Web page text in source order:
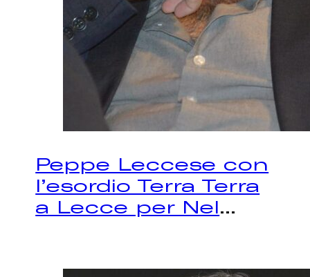
Peppe Leccese con
l’esordio Terra Terra
a Lecce per Nel...